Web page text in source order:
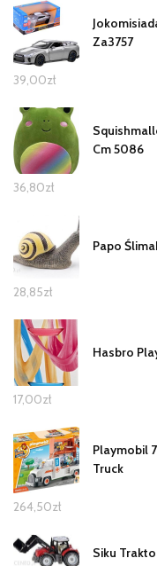
Za3757
39,00zł
Cm 5086
36,80zł
Papo
28,85zł
Hasbro
17,00zł
Playmobil
Truck
264,50zł
Siku